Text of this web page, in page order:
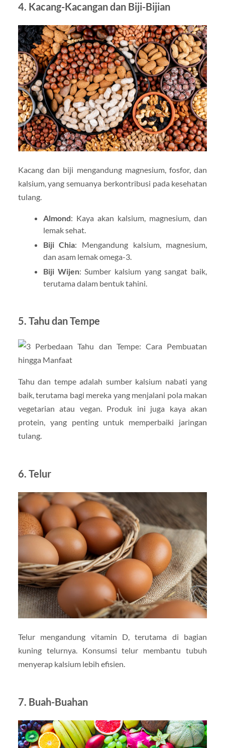
4. Kacang-Kacangan dan Biji-Bijian
Kacang dan biji mengandung magnesium, fosfor, dan
kalsium, yang semuanya berkontribusi pada kesehatan
tulang.
Almond: Kaya akan kalsium, magnesium, dan
lemak sehat.
Biji Chia: Mengandung kalsium, magnesium,
dan asam lemak omega-3.
Biji Wijen: Sumber kalsium yang sangat baik,
terutama dalam bentuk tahini.
5. Tahu dan Tempe
Tahu dan tempe adalah sumber kalsium nabati yang
baik, terutama bagi mereka yang menjalani pola makan
vegetarian atau vegan. Produk ini juga kaya akan
protein, yang penting untuk memperbaiki jaringan
tulang.
6. Telur
Telur mengandung vitamin D, terutama di bagian
kuning telurnya. Konsumsi telur membantu tubuh
menyerap kalsium lebih efisien.
7. Buah-Buahan